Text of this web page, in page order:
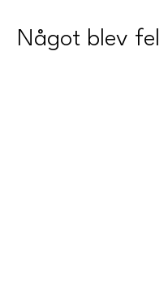
Något blev fel